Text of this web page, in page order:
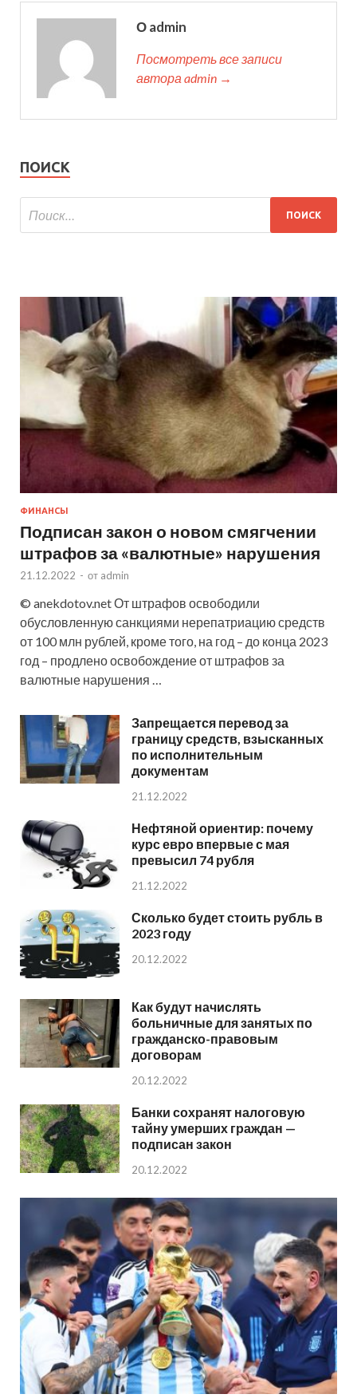
О admin
Посмотреть все записи
автора admin →
ПОИСК
ФИНАНСЫ
Подписан закон о новом смягчении
штрафов за «валютные» нарушения
21.12.2022 - от admin
© anekdotov.net От штрафов освободили
обусловленную санкциями нерепатриацию средств
от 100 млн рублей, кроме того, на год – до конца 2023
год – продлено освобождение от штрафов за
валютные нарушения …
Запрещается перевод за
границу средств, взысканных
по исполнительным
документам
21.12.2022
Нефтяной ориентир: почему
курс евро впервые с мая
превысил 74 рубля
21.12.2022
Сколько будет стоить рубль в
2023 году
20.12.2022
Как будут начислять
больничные для занятых по
гражданско-правовым
договорам
20.12.2022
Банки сохранят налоговую
тайну умерших граждан —
подписан закон
20.12.2022